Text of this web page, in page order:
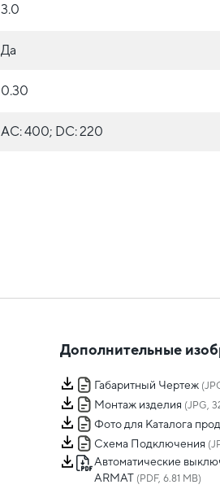
3.0
Да
0.30
AC: 400; DC: 220
Дополнительные
Габаритный Чертеж
Монтаж изделия (JPG,
Фото для Каталога
Схема Подключения
Автоматические
ARMAT (PDF, 6.81 MB)